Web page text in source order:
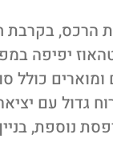
הרכס, בקרבת
כולל
גדול עם